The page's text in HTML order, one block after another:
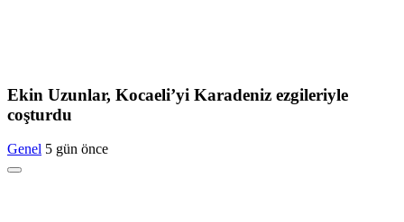
Ekin Uzunlar, Kocaeli’yi Karadeniz ezgileriyle
coşturdu
Genel 5 gün önce